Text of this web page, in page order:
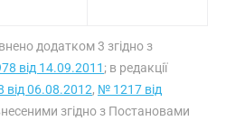
додатком 3 згідно з
від 14.09.2011 ; в редакції
від 06.08.2012, № 1217 від
згідно з Постановами